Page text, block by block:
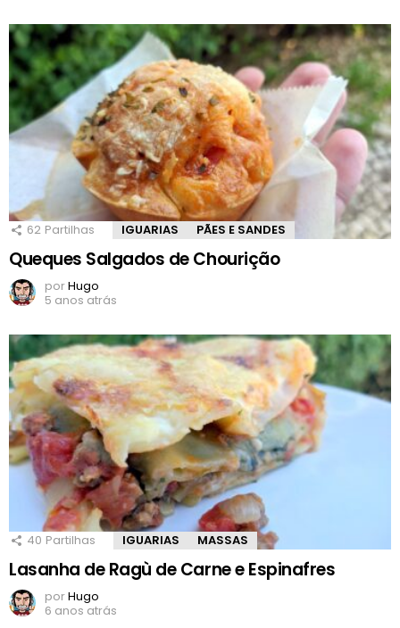
62 Partilhas IGUARIAS PÃES E SANDES
Queques Salgados de Chourição
porHugo
5 anos atrás
40 Partilhas IGUARIAS MASSAS
Lasanha de Ragù de Carne e Espinafres
porHugo
6 anos atrás